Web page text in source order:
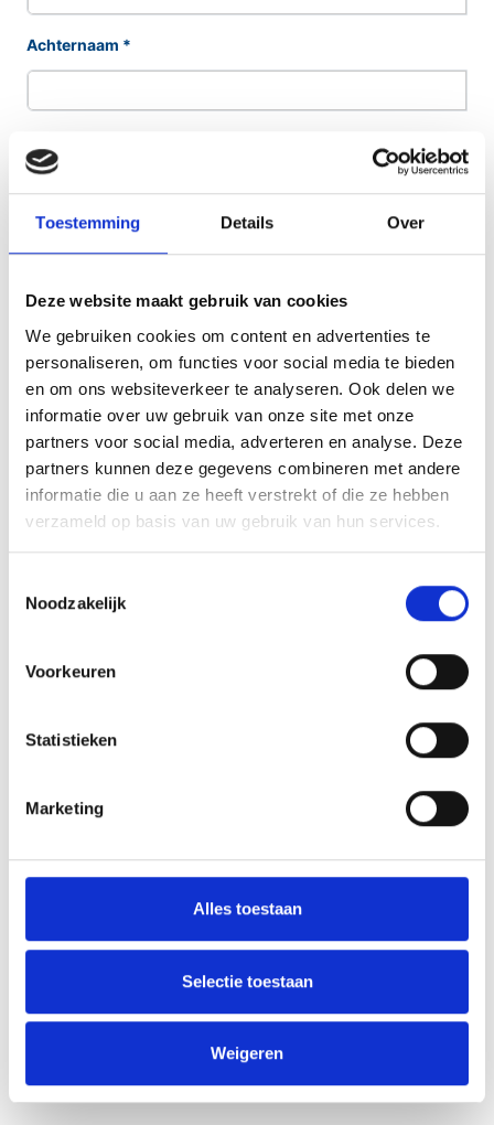
Toestemming Details Over
Deze website maakt gebruik van cookies
We gebruiken cookies om content en advertenties te
personaliseren, om functies voor social media te bieden
en om ons websiteverkeer te analyseren. Ook delen we
informatie over uw gebruik van onze site met onze
partners voor social media, adverteren en analyse. Deze
partners kunnen deze gegevens combineren met andere
informatie die u aan ze heeft verstrekt of die ze hebben
verzameld op basis van uw gebruik van hun services.
Noodzakelijk
Voorkeuren
Statistieken
Marketing
Alles toestaan
Selectie toestaan
Weigeren
Achternaam *
Uw voorstel of vraag:*
Verzend bericht